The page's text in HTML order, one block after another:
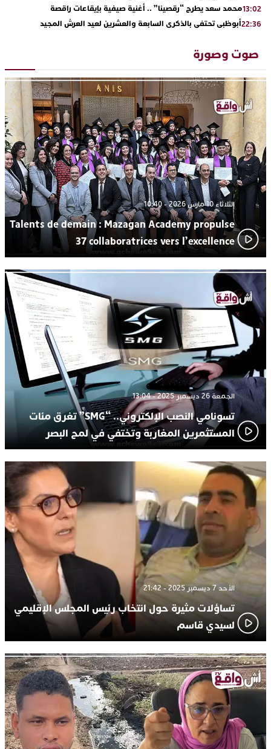
13:02محمد سعد يطرح “رقصينا” .. أغنية صيفية بإيقاعات راقصة
22:36أبوظبي تحتفي بالذكرى السابعة والعشرين لعيد العرش المجيد
13:30دنيا بوطازوت تواصل تألقها الفني وتؤكد مكانتها بأداء مميز في
“كوفرة فالغيس”
19:11يقظة أمنية تنهي كابوس الفتاة القاصر: كواليس مثيرة لعملية تحرير
رهينتين من قبضة ذي سوابق بالجديدة
17:27اتحاد المقاولات الإعلامية يقود قاطرة التكوين بالجديدة ويستضيف
الإعلامي سعيد بلفقير في دورة استثنائية
صوت وصورة
الثلاثاء 10 مارس 2026 - 10:40
Talents de demain : Mazagan Academy propulse
37 collaboratrices vers l’excellence
الجمعة 26 ديسمبر 2025 - 13:04
تسونامي النصب الإلكتروني.. “SMG” تغرق مئات
المستثمرين المغاربة وتختفي في لمح البصر
الأحد 7 ديسمبر 2025 - 21:42
تساؤلات مثيرة حول انتخاب رئيس المجلس الإقليمي
لسيدي قاسم